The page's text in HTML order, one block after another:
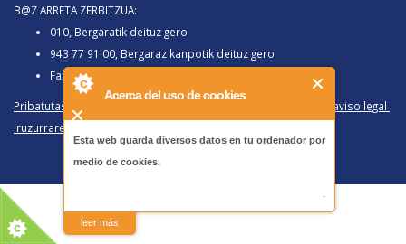
Acerca del uso de cookies
Esta web guarda diversos datos en tu ordenador por
medio de cookies.
-
leer más
B@Z ARRETA ZERBITZUA:
010, Bergaratik deituz gero
943 77 91 00, Bergaraz kanpotik deituz gero
Faxa 943 77 91 63
Pribatutasun politika eta lege oharra
Política de privacidad y aviso legal
Iruzurraren Aurkako Politika